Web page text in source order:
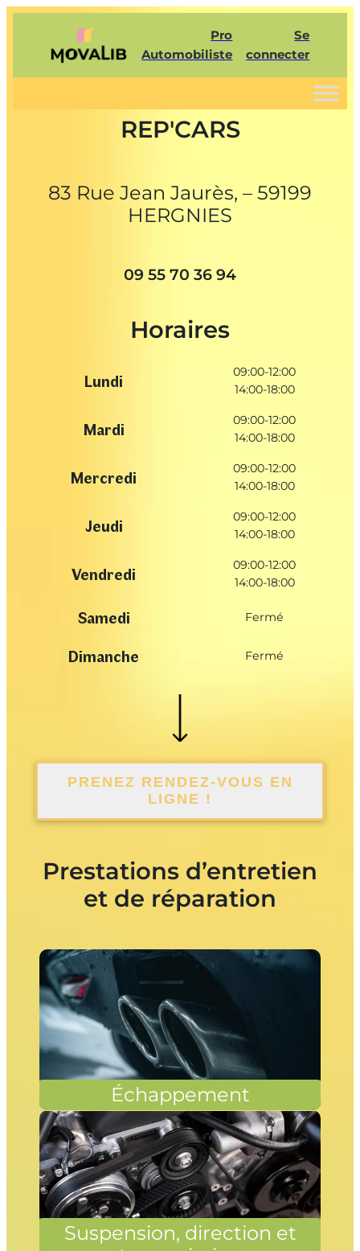
Pro
Automobiliste
Se
connecter
REP'CARS
83 Rue Jean Jaurès, – 59199
HERGNIES
09 55 70 36 94
Horaires
Lundi
09:00-12:00
14:00-18:00
Mardi
09:00-12:00
14:00-18:00
Mercredi
09:00-12:00
14:00-18:00
Jeudi
09:00-12:00
14:00-18:00
Vendredi
09:00-12:00
14:00-18:00
Samedi Fermé
Dimanche Fermé
PRENEZ RENDEZ-VOUS EN
LIGNE !
Prestations d’entretien
et de réparation
Échappement
Suspension, direction et